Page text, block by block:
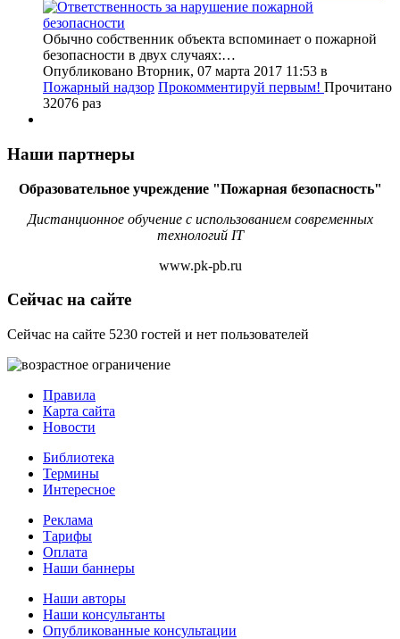
Обычно собственник объекта вспоминает о пожарной
безопасности в двух случаях:…
Опубликовано Вторник, 07 марта 2017 11:53 в
Пожарный надзор Прокомментируй первым! Прочитано
32076 раз
Наши партнеры
Образовательное учреждение "Пожарная безопасность"
Дистанционное обучение с использованием современных
технологий IT
www.pk-pb.ru
Сейчас на сайте
Сейчас на сайте 5230 гостей и нет пользователей
Правила
Карта сайта
Новости
Библиотека
Термины
Интересное
Реклама
Тарифы
Оплата
Наши баннеры
Наши авторы
Наши консультанты
Опубликованные консультации